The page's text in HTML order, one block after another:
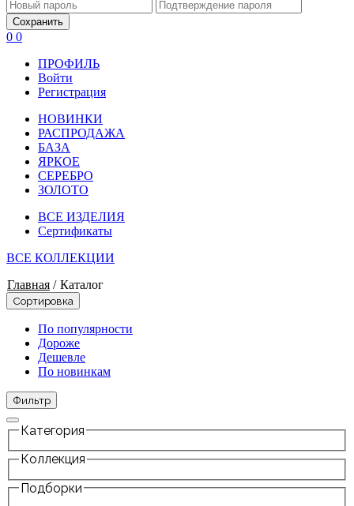
Сохранить
0 0
ПРОФИЛЬ
Войти
Регистрация
НОВИНКИ
РАСПРОДАЖА
БАЗА
ЯРКОЕ
СЕРЕБРО
ЗОЛОТО
ВСЕ ИЗДЕЛИЯ
Сертификаты
ВСЕ КОЛЛЕКЦИИ
Главная / Каталог
Сортировка
По популярности
Дороже
Дешевле
По новинкам
Фильтр
Категория
Коллекция
Подборки